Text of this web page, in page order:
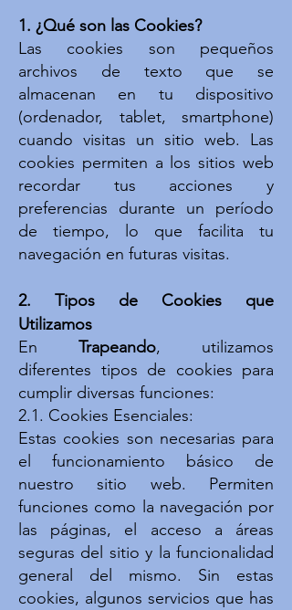
1. ¿Qué son las Cookies?
Las cookies son pequeños
archivos de texto que se
almacenan en tu dispositivo
(ordenador, tablet, smartphone)
cuando visitas un sitio web. Las
cookies permiten a los sitios web
recordar tus acciones y
preferencias durante un período
de tiempo, lo que facilita tu
navegación en futuras visitas.
2. Tipos de Cookies que
Utilizamos
En Trapeando, utilizamos
diferentes tipos de cookies para
cumplir diversas funciones:
2.1. Cookies Esenciales:
Estas cookies son necesarias para
el funcionamiento básico de
nuestro sitio web. Permiten
funciones como la navegación por
las páginas, el acceso a áreas
seguras del sitio y la funcionalidad
general del mismo. Sin estas
cookies, algunos servicios que has